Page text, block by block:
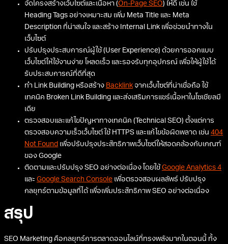
จัดโครงสร้างเว็บไซต์และเนื้อหา (On-Page SEO) ให้ดี เช่น ใช้
Heading Tags อย่างเหมาะสม เพิ่ม Meta Title และ Meta
Description ที่น่าสนใจ และสร้าง Internal Link เพื่อช่วยนำทางใน
เว็บไซต์
ปรับปรุงประสบการณ์ผู้ใช้ (User Experience) ด้วยการออกแบบ
เว็บไซต์ให้ใช้งานง่าย โหลดเร็ว และรองรับทุกอุปกรณ์ เพื่อให้ผู้ใช้ได้
รับประสบการณ์ที่ดีที่สุด
ทำ Link Building หรือสร้าง Backlink จากเว็บไซต์ที่น่าเชื่อถือ ใช้
เทคนิค Broken Link Building และส่งเสริมการแชร์เนื้อหาในโซเชียลมี
เดีย
ตรวจสอบและแก้ไขปัญหาทางเทคนิค (Technical SEO) ตั้งแต่การ
ตรวจสอบความเร็วเว็บไซต์ ใช้ HTTPS และแก้ไขข้อผิดพลาด เช่น 404
Not Found เพื่อปรับปรุงประสิทธิภาพเว็บไซต์ให้สอดคล้องกับเกณฑ์
ของ Google
ติดตามและปรับปรุง SEO อย่างต่อเนื่อง โดยใช้ Google Analytics 4
และ Google Search Console เพื่อตรวจสอบผลลัพธ์ ปรับปรุง
กลยุทธ์ตามข้อมูลที่ได้ เพื่อเพิ่มประสิทธิภาพ SEO อย่างต่อเนื่อง
สรุป
SEO Marketing คือกลยุทธ์การตลาดออนไลน์ที่ทรงพลังมากในตอนนี้ ทั้ง